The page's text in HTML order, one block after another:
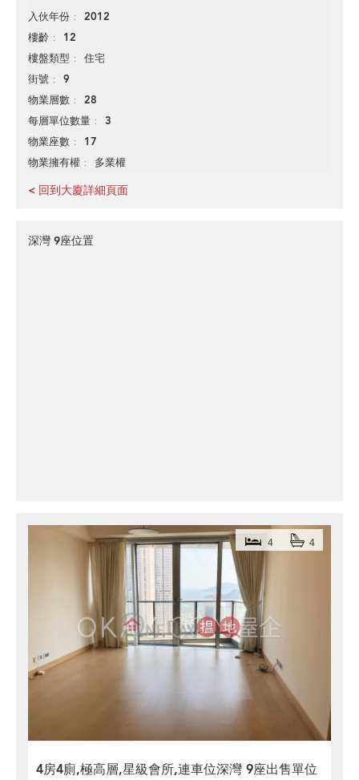
入伙年份 2012
樓齡 12
樓盤類型 住宅
街號 9
物業層數 28
每層單位數量 3
物業座數 17
物業擁有權 多業權
< 回到大廈詳細頁面
深灣 9座位置
4房4廁,極高層,星級會所,連車位深灣 9座出售單位
4 4